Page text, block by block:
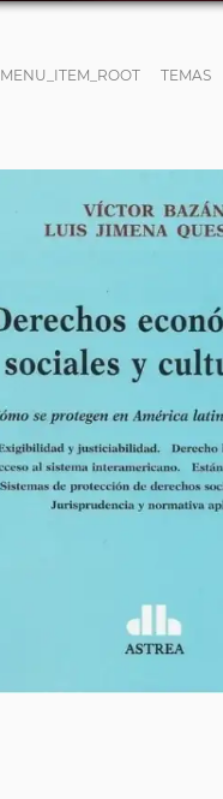
MENU_ITEM_ROOT TEMAS